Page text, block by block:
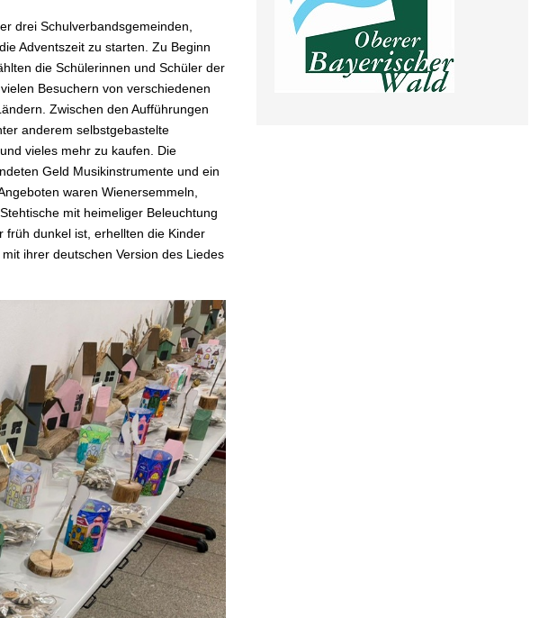
drei Schulverbandsgemeinden,
Adventszeit zu starten. Zu Beginn
die Schülerinnen und Schüler der
Besuchern von verschiedenen
Zwischen den Aufführungen
anderem selbstgebastelte
vieles mehr zu kaufen. Die
Geld Musikinstrumente und ein
waren Wienersemmeln,
mit heimeliger Beleuchtung
früh dunkel ist, erhellten die Kinder
ihrer deutschen Version des Liedes